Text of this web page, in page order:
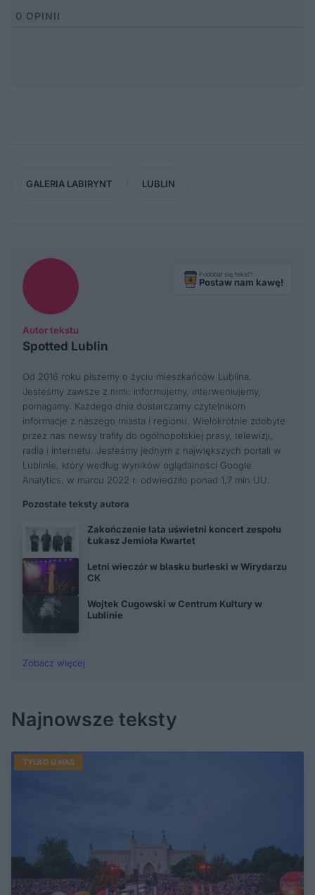
0 OPINII
GALERIA LABIRYNT LUBLIN
Autor tekstu
Spotted Lublin
Podobał się tekst?
Postaw nam kawę!
Od 2016 roku piszemy o życiu mieszkańców Lublina.
Jesteśmy zawsze z nimi: informujemy, interweniujemy,
pomagamy. Każdego dnia dostarczamy czytelnikom
informacje z naszego miasta i regionu. Wielokrotnie zdobyte
przez nas newsy trafiły do ogólnopolskiej prasy, telewizji,
radia i Internetu. Jesteśmy jednym z największych portali w
Lublinie, który według wyników oglądalności Google
Analytics, w marcu 2022 r. odwiedziło ponad 1,7 mln UU.
Pozostałe teksty autora
Zakończenie lata uświetni koncert zespołu
Łukasz Jemioła Kwartet
Letni wieczór w blasku burleski w Wirydarzu
CK
Wojtek Cugowski w Centrum Kultury w
Lublinie
Zobacz więcej
Najnowsze teksty
TYLKO U NAS